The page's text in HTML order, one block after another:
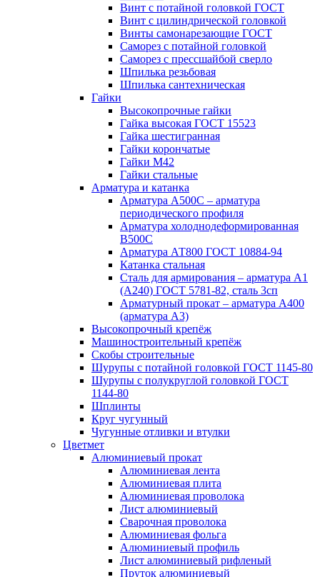
Винт с потайной головкой ГОСТ
Винт с цилиндрической головкой
Винты самонарезающие ГОСТ
Саморез с потайной головкой
Саморез с прессшайбой сверло
Шпилька резьбовая
Шпилька сантехническая
Гайки
Высокопрочные гайки
Гайка высокая ГОСТ 15523
Гайка шестигранная
Гайки корончатые
Гайки М42
Гайки стальные
Арматура и катанка
Арматура А500С – арматура
периодического профиля
Арматура холоднодеформированная
В500С
Арматура АТ800 ГОСТ 10884-94
Катанка стальная
Сталь для армирования – арматура А1
(А240) ГОСТ 5781-82, сталь 3сп
Арматурный прокат – арматура А400
(арматура А3)
Высокопрочный крепёж
Машиностроительный крепёж
Скобы строительные
Шурупы с потайной головкой ГОСТ 1145-80
Шурупы с полукруглой головкой ГОСТ
1144-80
Шплинты
Круг чугунный
Чугунные отливки и втулки
Цветмет
Алюминиевый прокат
Алюминиевая лента
Алюминиевая плита
Алюминиевая проволока
Лист алюминиевый
Сварочная проволока
Алюминиевая фольга
Алюминиевый профиль
Лист алюминиевый рифленый
Пруток алюминиевый